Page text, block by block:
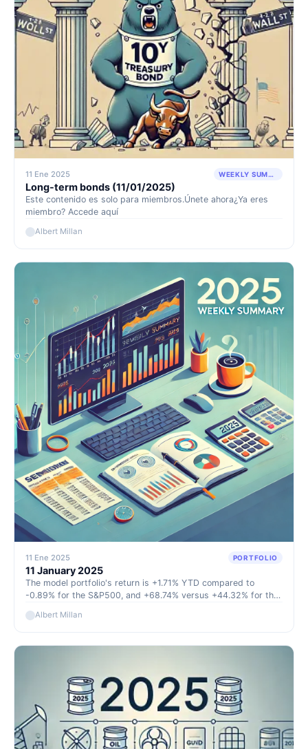
11 Ene 2025 WEEKLY SUMMARY
Long-term bonds (11/01/2025)
Este contenido es solo para miembros.Únete ahora¿Ya eres
miembro? Accede aquí
Albert Millan
11 Ene 2025 PORTFOLIO
11 January 2025
The model portfolio's return is +1.71% YTD compared to
-0.89% for the S&P500, and +68.74% versus +44.32% for the
Albert Millan